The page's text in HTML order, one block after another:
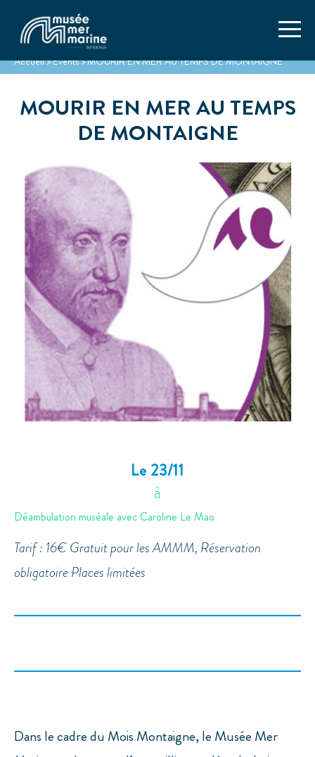
Accueil>Events>MOURIR EN MER AU TEMPS DE MONTAIGNE
MOURIR EN MER AU TEMPS
DE MONTAIGNE
Le 23/11
à
Déambulation muséale avec Caroline Le Mao
Tarif : 16€ Gratuit pour les AMMM, Réservation
obligatoire Places limitées
Dans le cadre du Mois Montaigne, le Musée Mer